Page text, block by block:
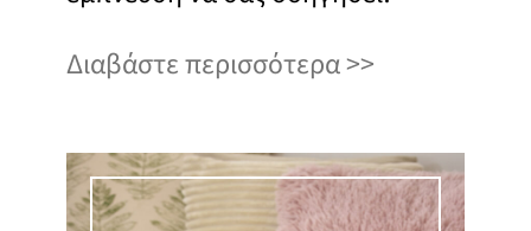
Διαβάστε περισσότερα